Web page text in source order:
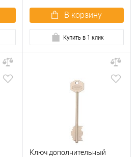
В корзину
Купить в 1 клик
Ключ дополнительный